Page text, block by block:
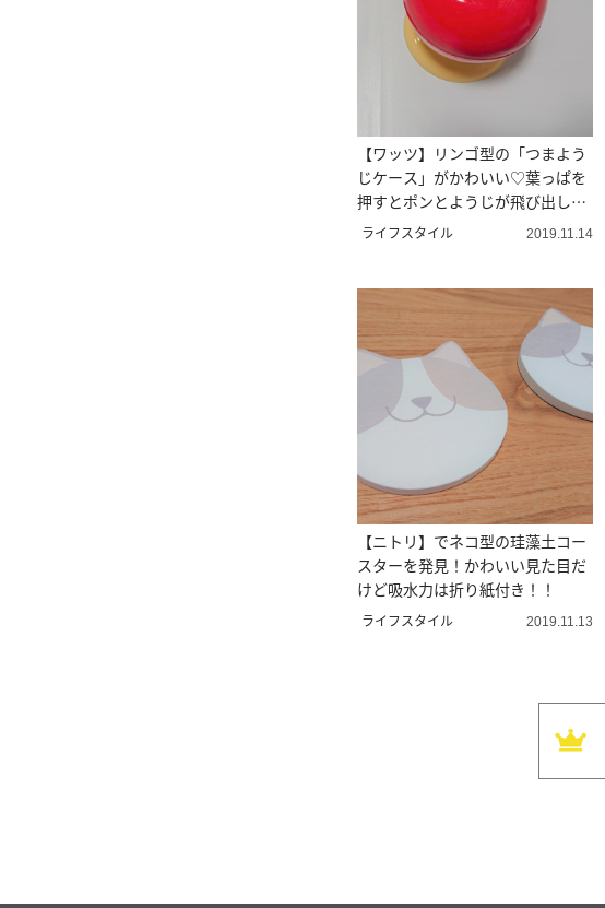
【ワッツ】リンゴ型の「つまよう
じケース」がかわいい♡葉っぱを
押すとポンとようじが飛び出して
くる♪
ライフスタイル 2019.11.14
【ニトリ】でネコ型の珪藻土コー
スターを発見！かわいい見た目だ
けど吸水力は折り紙付き！！
ライフスタイル 2019.11.13